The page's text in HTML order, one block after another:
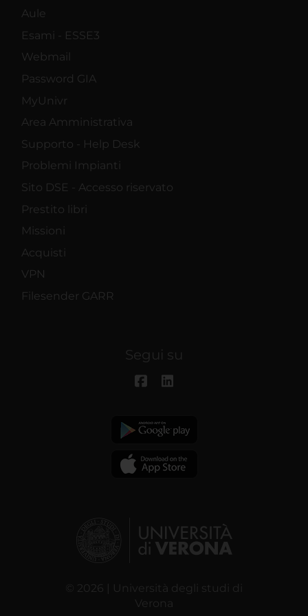
Aule
Esami - ESSE3
Webmail
Password GIA
MyUnivr
Area Amministrativa
Supporto - Help Desk
Problemi Impianti
Sito DSE - Accesso riservato
Prestito libri
Missioni
Acquisti
VPN
Filesender GARR
Segui su
© 2026 | Università degli studi di
Verona